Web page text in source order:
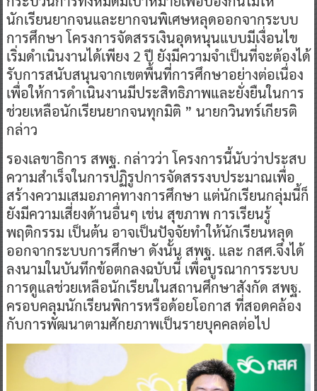
นักเรียนยากจนและยากจนพิเศษหลุดออกจากระบบ
การศึกษา โครงการจัดสรรเงินอุดหนุนแบบมีเงื่อนไข
เริ่มดำเนินงานได้เพียง 2 ปี ยังมีความจำเป็นที่จะต้องได้
รับการสนับสนุนจากเขตพื้นที่การศึกษาอย่างต่อเนื่อง
เพื่อให้การดำเนินงานมีประสิทธิภาพและยั่งยืนในการ
ช่วยเหลือนักเรียนยากจนทุกมิติ ” นายกวินทร์เกียรติ
กล่าว
​รองเลขาธิการ สพฐ. กล่าวว่า โครงการนี้นับว่าประสบ
ความสำเร็จในการปฏิรูปการจัดสรรงบประมาณเพื่อ
สร้างความเสมอภาคทางการศึกษา แต่นักเรียนกลุ่มนี้ก็
ยังมีความเสี่ยงด้านอื่นๆ เช่น สุขภาพ การเรียนรู้
พฤติกรรม เป็นต้น อาจเป็นปัจจัยทำให้นักเรียนหลุด
ออกจากระบบการศึกษา ดังนั้น สพฐ. และ กสศ.จึงได้
ลงนามในบันทึกข้อตกลงฉบับนี้ เพื่อบูรณาการระบบ
การดูแลช่วยเหลือนักเรียนในสถานศึกษาสังกัด สพฐ.
ครอบคลุมนักเรียนพิการหรือด้อยโอกาส ที่สอดคล้อง
กับการพัฒนาตามศักยภาพเป็นรายบุคคลต่อไป